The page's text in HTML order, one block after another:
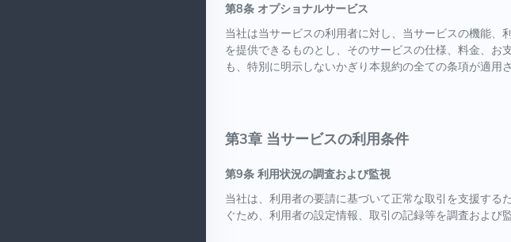
第8条 オプショナルサービス
当社は当サービスの利用者に対し、当サービスの機能、
を提供できるものとし、そのサービスの仕様、料金、
も、特別に明示しないかぎり本規約の全ての条項が適用
第3章 当サービスの利用条件
第9条 利用状況の調査および監視
当社は、利用者の要請に基づいて正常な取引を支援す
ぐため、利用者の設定情報、取引の記録等を調査および